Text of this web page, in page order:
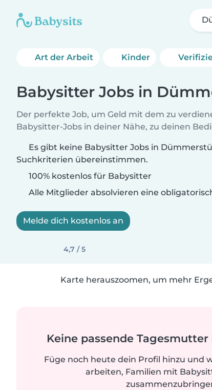
Art der Arbeit Kinder
Babysitter Jobs in
Der perfekte Job, um Geld mit dem zu
Babysitter-Jobs in deiner Nähe, zu deinen
Es gibt keine Babysitter Jobs in
Suchkriterien übereinstimmen.
100% kostenlos für Babysitter
Alle Mitglieder absolvieren eine
Melde dich kostenlos an
4,7 / 5
Karte herauszoomen, um mehr
Keine passende Tagesmutter
Füge noch heute dein Profil hinzu und
arbeiten, Familien mit